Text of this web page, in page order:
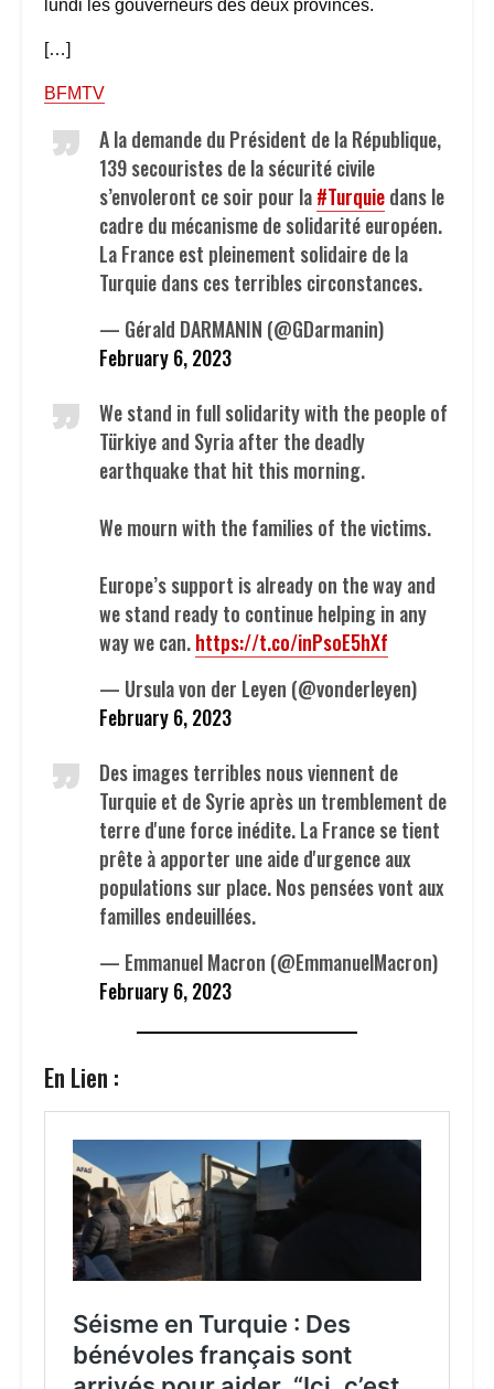
lundi les gouverneurs des deux provinces.
[…]
BFMTV
A la demande du Président de la République,
139 secouristes de la sécurité civile
s’envoleront ce soir pour la#Turquiedans le
cadre du mécanisme de solidarité européen.
La France est pleinement solidaire de la
Turquie dans ces terribles circonstances.
— Gérald DARMANIN (@GDarmanin)
February 6, 2023
We stand in full solidarity with the people of
Türkiye and Syria after the deadly
earthquake that hit this morning.
We mourn with the families of the victims.
Europe’s support is already on the way and
we stand ready to continue helping in any
way we can.https://t.co/inPsoE5hXf
— Ursula von der Leyen (@vonderleyen)
February 6, 2023
Des images terribles nous viennent de
Turquie et de Syrie après un tremblement de
terre d'une force inédite. La France se tient
prête à apporter une aide d'urgence aux
populations sur place. Nos pensées vont aux
familles endeuillées.
— Emmanuel Macron (@EmmanuelMacron)
February 6, 2023
En Lien :